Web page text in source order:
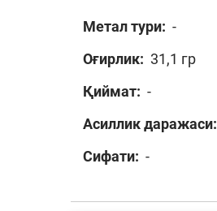
Метал тури: -
Оғирлик: 31,1 гр
Қиймат: -
Асиллик даражаси:
Сифати: -